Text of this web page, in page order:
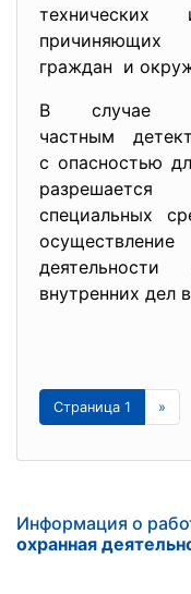
причиняющих
граждан и
В случае
частным
с опасностью
специальных
деятельности
внутренних дел
Страница 1 »
Информация о
охранная